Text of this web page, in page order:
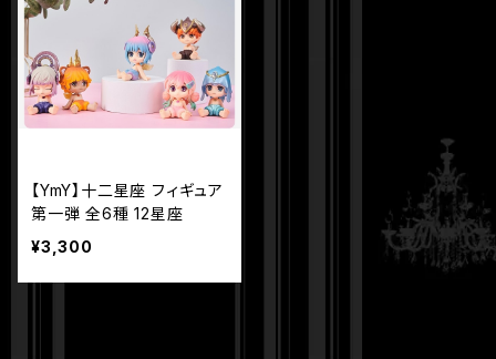
【YmY】十二星座 フィギュア
第一弾 全6種 12星座
¥3,300